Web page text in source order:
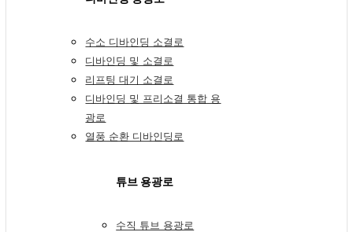
수소 디바인딩 소결로
디바인딩 및 소결로
리프팅 대기 소결로
디바인딩 및 프리소결 통합 용
광로
열풍 순환 디바인딩로
튜브 용광로
수직 튜브 용광로